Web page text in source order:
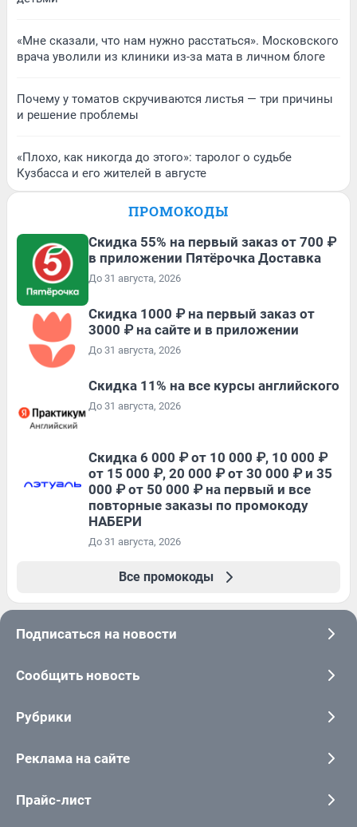
«Мне сказали, что нам нужно расстаться». Московского
врача уволили из клиники из-за мата в личном блоге
Почему у томатов скручиваются листья — три причины
и решение проблемы
«Плохо, как никогда до этого»: таролог о судьбе
Кузбасса и его жителей в августе
ПРОМОКОДЫ
Скидка 55% на первый заказ от 700 ₽
в приложении Пятёрочка Доставка
До 31 августа, 2026
Скидка 1000 ₽ на первый заказ от
3000 ₽ на сайте и в приложении
До 31 августа, 2026
Скидка 11% на все курсы английского
До 31 августа, 2026
Скидка 6 000 ₽ от 10 000 ₽, 10 000 ₽
от 15 000 ₽, 20 000 ₽ от 30 000 ₽ и 35
000 ₽ от 50 000 ₽ на первый и все
повторные заказы по промокоду
НАБЕРИ
До 31 августа, 2026
Все промокоды
Подписаться на новости
Сообщить новость
Рубрики
Реклама на сайте
Прайс-лист